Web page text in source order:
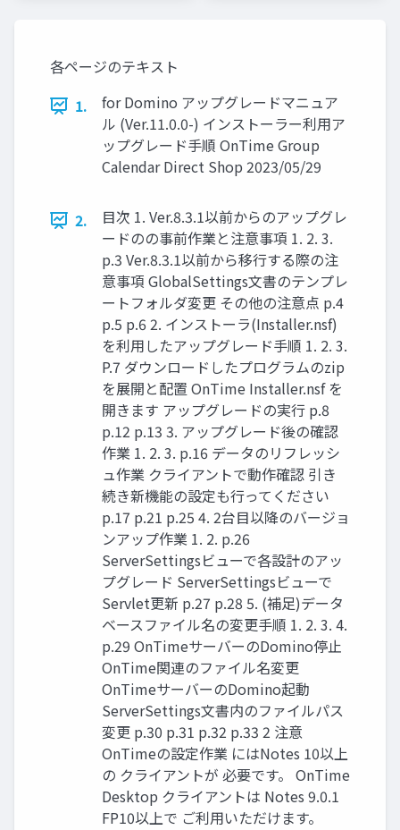
各ページのテキスト
1.
for Domino アップグレードマニュア
ル (Ver.11.0.0-) インストーラー利用ア
ップグレード手順 OnTime Group
Calendar Direct Shop 2023/05/29
2.
目次 1. Ver.8.3.1以前からのアップグレ
ードのの事前作業と注意事項 1. 2. 3.
p.3 Ver.8.3.1以前から移行する際の注
意事項 GlobalSettings文書のテンプレ
ートフォルダ変更 その他の注意点 p.4
p.5 p.6 2. インストーラ(Installer.nsf)
を利用したアップグレード手順 1. 2. 3.
P.7 ダウンロードしたプログラムのzip
を展開と配置 OnTime Installer.nsf を
開きます アップグレードの実行 p.8
p.12 p.13 3. アップグレード後の確認
作業 1. 2. 3. p.16 データのリフレッシ
ュ作業 クライアントで動作確認 引き
続き新機能の設定も行ってください
p.17 p.21 p.25 4. 2台目以降のバージョ
ンアップ作業 1. 2. p.26
ServerSettingsビューで各設計のアッ
プグレード ServerSettingsビューで
Servlet更新 p.27 p.28 5. (補足)データ
ベースファイル名の変更手順 1. 2. 3. 4.
p.29 OnTimeサーバーのDomino停止
OnTime関連のファイル名変更
OnTimeサーバーのDomino起動
ServerSettings文書内のファイルパス
変更 p.30 p.31 p.32 p.33 2 注意
OnTimeの設定作業 にはNotes 10以上
の クライアントが 必要です。 OnTime
Desktop クライアントは Notes 9.0.1
FP10以上で ご利用いただけます。